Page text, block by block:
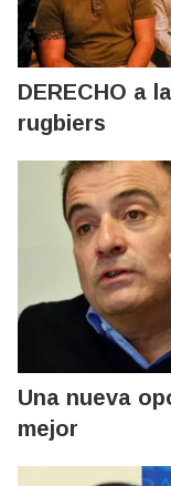
DERECHO a
rugbiers
Una nueva
mejor